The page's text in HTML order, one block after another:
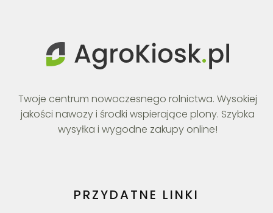
Twoje centrum nowoczesnego rolnictwa. Wysokiej
jakości nawozy i środki wspierające plony. Szybka
wysyłka i wygodne zakupy online!
PRZYDATNE LINKI